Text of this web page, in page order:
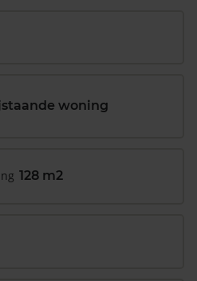
woning
128 m2